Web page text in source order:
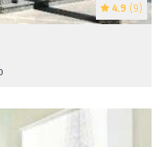
4.9 (9)